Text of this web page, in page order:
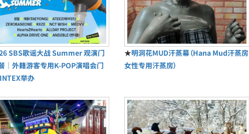
SBS歌谣大战 Summer 观演门
｜外籍游客专用K-POP演唱会门
举办
★明洞花MUD汗蒸幕（Hana Mud汗蒸房
女性专用汗蒸房）